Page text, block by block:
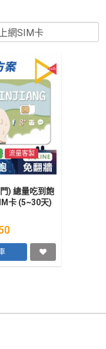
流量客製
) 總量吃到飽
卡 (5~30天)